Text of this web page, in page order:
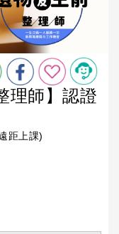
理師】認證
距上課)